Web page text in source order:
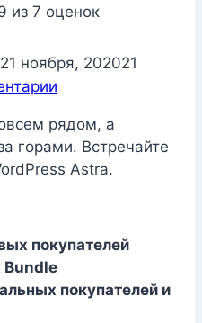
из7 оценок
21 ноября, 202021
рядом, а
горами. Встречайте
Astra.
покупателей
Bundle
покупателей и